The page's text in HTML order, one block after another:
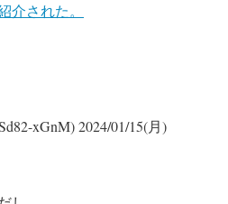
介された。
xGnM)2024/01/15(月)